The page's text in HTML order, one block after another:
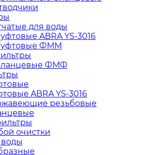
для воды
ABRA YS-3016
ФММ
ФМФ
ABRA YS-3016
резьбовые
очистки